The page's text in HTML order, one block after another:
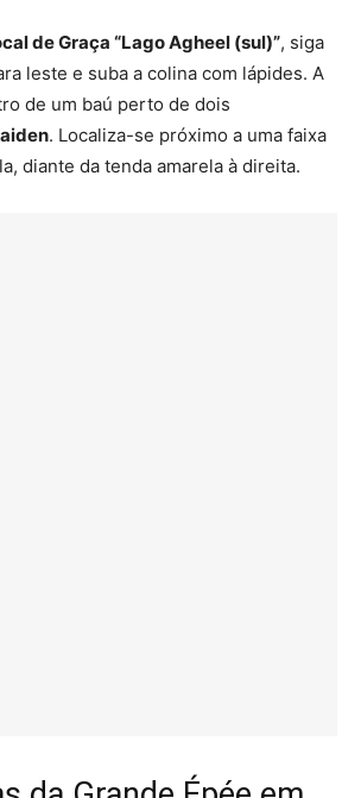
de Graça “Lago Agheel (sul)”, siga
leste e suba a colina com lápides. A
de um baú perto de dois
. Localiza-se próximo a uma faixa
diante da tenda amarela à direita.